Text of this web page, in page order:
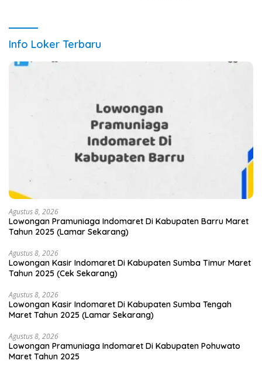
Info Loker Terbaru
Agustus 8, 2026
Lowongan Pramuniaga Indomaret Di Kabupaten Barru Maret
Tahun 2025 (Lamar Sekarang)
Agustus 8, 2026
Lowongan Kasir Indomaret Di Kabupaten Sumba Timur Maret
Tahun 2025 (Cek Sekarang)
Agustus 8, 2026
Lowongan Kasir Indomaret Di Kabupaten Sumba Tengah
Maret Tahun 2025 (Lamar Sekarang)
Agustus 8, 2026
Lowongan Pramuniaga Indomaret Di Kabupaten Pohuwato
Maret Tahun 2025